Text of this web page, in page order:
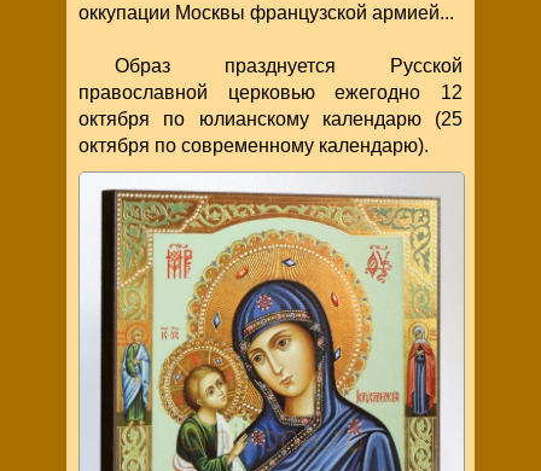
оккупации Москвы французской армией...
Образ празднуется Русской
православной церковью ежегодно 12
октября по юлианскому календарю (25
октября по современному календарю).